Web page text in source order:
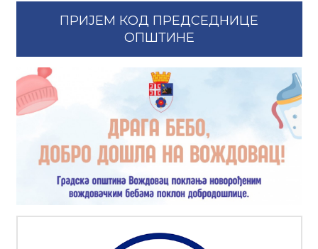
ПРИЈЕМ КОД ПРЕДСЕДНИЦЕ
ОПШТИНЕ